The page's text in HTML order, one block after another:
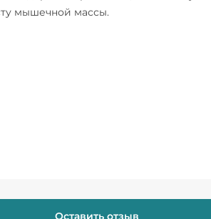
мышечной массы.
Оставить отзыв